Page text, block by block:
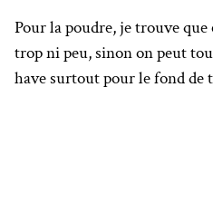
Pour la poudre, je trouve
trop ni peu, sinon on peut
have surtout pour le fond de